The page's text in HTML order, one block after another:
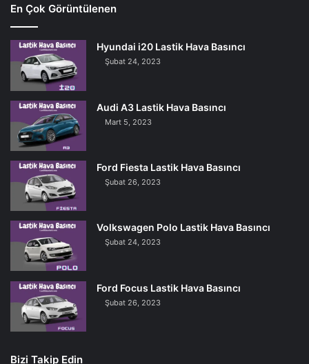
En Çok Görüntülenen
Hyundai i20 Lastik Hava Basıncı
Şubat 24, 2023
Audi A3 Lastik Hava Basıncı
Mart 5, 2023
Ford Fiesta Lastik Hava Basıncı
Şubat 26, 2023
Volkswagen Polo Lastik Hava Basıncı
Şubat 24, 2023
Ford Focus Lastik Hava Basıncı
Şubat 26, 2023
Bizi Takip Edin